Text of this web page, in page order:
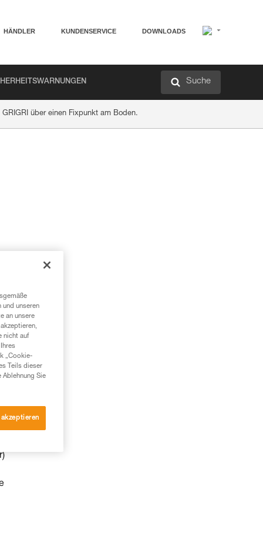
HÄNDLER KUNDENSERVICE DOWNLOADS
Suche
über einen Fixpunkt am Boden.
und unseren
an unsere
nicht auf
„Cookie-
Teils dieser
Ablehnung Sie